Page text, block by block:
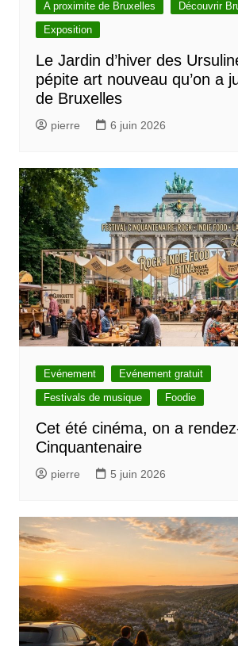
A proximite de Bruxelles
Découvrir
Exposition
Le Jardin d’hiver des
pépite art nouveau qu’on a
de Bruxelles
pierre 6 juin 2026
Evénement
Evénement gratuit
Festivals de musique
Foodie
Cet été cinéma, on a
Cinquantenaire
pierre 5 juin 2026